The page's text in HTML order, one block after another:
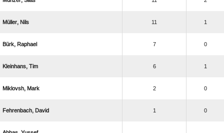
  11 1
  7 0
  6 1
  2 0
  1 0